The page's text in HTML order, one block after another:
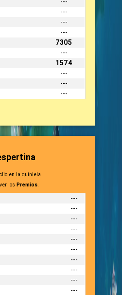
---
---
---
7305
---
1574
---
---
---
en la quiniela
los Premios.
---
---
---
---
---
---
---
---
---
---